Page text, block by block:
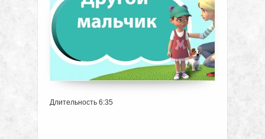
Длительность 6:35